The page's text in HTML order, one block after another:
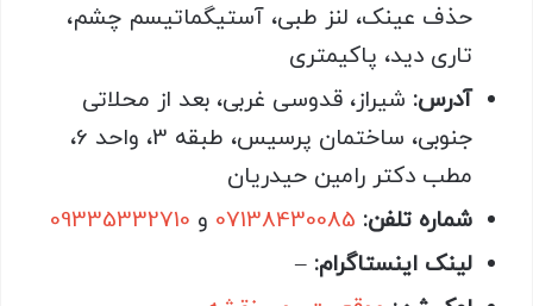
حذف عینک، لنز طبی، آستیگماتیسم چشم،
تاری دید، پاکیمتری
آدرس: شیراز، قدوسی غربی، بعد از محلاتی
جنوبی، ساختمان پرسیس، طبقه 3، واحد 6،
مطب دکتر رامین حیدریان
شماره تلفن: 07138430085 و
لینک اینستاگرام: –